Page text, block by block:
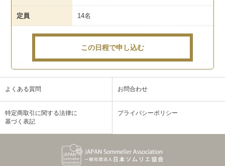
定員 14名
この日程で申し込む
よくある質問 お問合わせ
特定商取引に関する法律に
基づく表記
プライバシーポリシー